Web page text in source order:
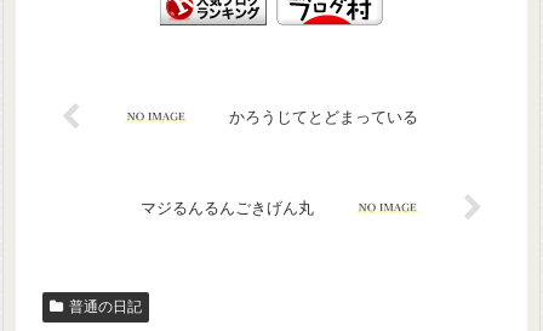
かろうじてとどまっている
マジるんるんごきげん丸
普通の日記